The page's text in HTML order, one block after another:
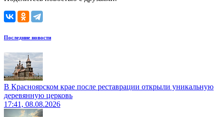
Последние новости
В Красноярском крае после реставрации открыли уникальную
деревянную церковь
17:41, 08.08.2026